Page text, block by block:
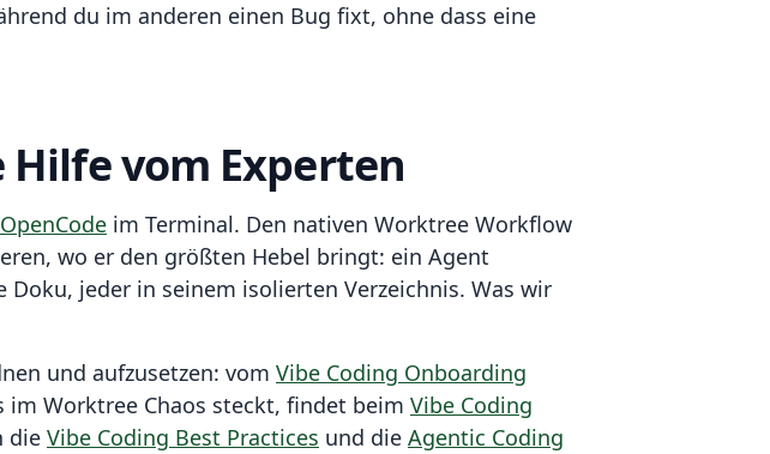
du im anderen einen Bug fixt, ohne dass eine
Hilfe vom Experten
OpenCode im Terminal. Den nativen Worktree Workflow
wo er den größten Hebel bringt: ein Agent
jeder in seinem isolierten Verzeichnis. Was wir
und aufzusetzen: vom Vibe Coding Onboarding
im Worktree Chaos steckt, findet beim Vibe Coding
die Vibe Coding Best Practices und die Agentic Coding